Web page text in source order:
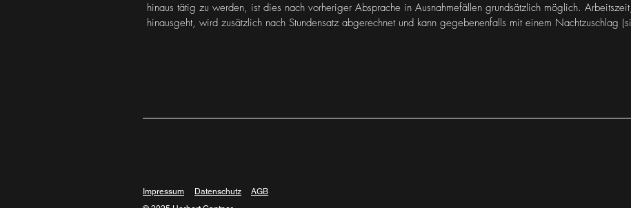
hinaus tätig zu werden, ist dies nach vorheriger Absprache in Ausnahmefällen grundsätzlich möglich.
hinausgeht, wird zusätzlich nach Stundensatz abgerechnet und kann gegebenenfalls mit einem Nachtzuschlag
Impressum Datenschutz
AGB